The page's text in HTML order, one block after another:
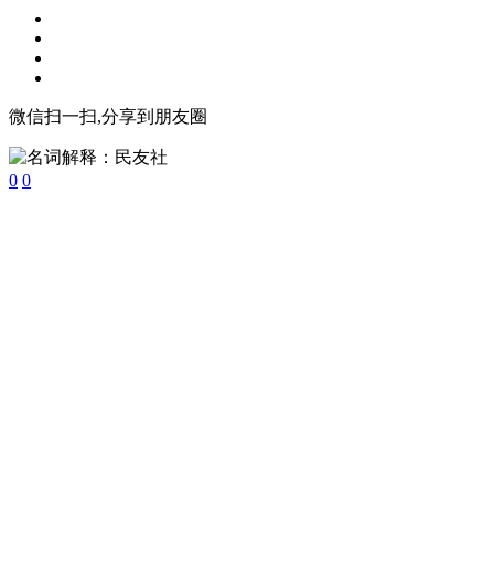
微信扫一扫,分享到朋友圈
0 0